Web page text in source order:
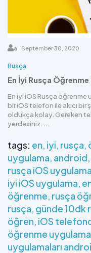
a September 30, 2020
Rusça
En İyi Rusça
En iyi iOS Rusça öğrenme
bir iOS telefon ile akıcı
oldukça kolay. Gereken
yerdesiniz. ...
tags: en iyi rusça
uygulama android
rusça iOS uygulama
iyi iOS uygulama
öğrenme rusça
rusça günde 10dk
öğren iOS
öğrenme
uygulamaları